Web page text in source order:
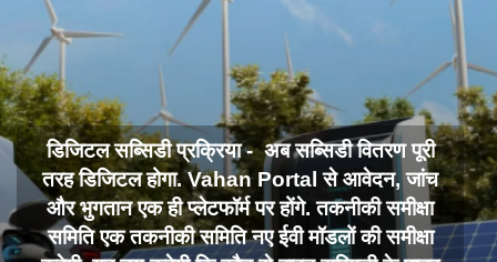
डिजिटल सब्सिडी प्रक्रिया - अब सब्सिडी वितरण पूरी
तरह डिजिटल होगा. Vahan Portal से आवेदन, जांच
और भुगतान एक ही प्लेटफॉर्म पर होंगे. तकनीकी समीक्षा
समिति एक तकनीकी समिति नए ईवी मॉडलों की समीक्षा